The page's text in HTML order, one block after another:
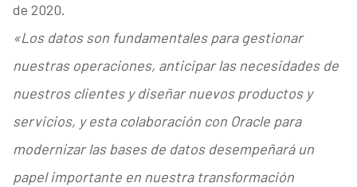
de 2020.
«Los datos son fundamentales para gestionar
nuestras operaciones, anticipar las necesidades de
nuestros clientes y diseñar nuevos productos y
servicios, y esta colaboración con Oracle para
modernizar las bases de datos desempeñará un
papel importante en nuestra transformación